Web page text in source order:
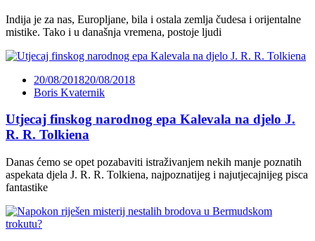
Indija je za nas, Europljane, bila i ostala zemlja čudesa i orijentalne
mistike. Tako i u današnja vremena, postoje ljudi
20/08/201820/08/2018
Boris Kvaternik
Utjecaj finskog narodnog epa Kalevala na djelo J.
R. R. Tolkiena
Danas ćemo se opet pozabaviti istraživanjem nekih manje poznatih
aspekata djela J. R. R. Tolkiena, najpoznatijeg i najutjecajnijeg pisca
fantastike